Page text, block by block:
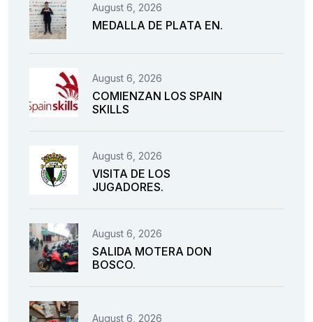
August 6, 2026
MEDALLA DE PLATA EN.
August 6, 2026
COMIENZAN LOS SPAIN
SKILLS
August 6, 2026
VISITA DE LOS
JUGADORES.
August 6, 2026
SALIDA MOTERA DON
BOSCO.
August 6, 2026